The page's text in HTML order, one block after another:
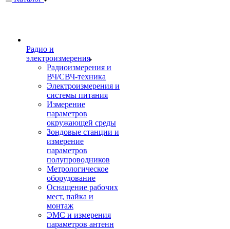
Радио и
электроизмерения
Радиоизмерения и
ВЧ/СВЧ-техника
Электроизмерения и
системы питания
Измерение
параметров
окружающей среды
Зондовые станции и
измерение
параметров
полупроводников
Метрологическое
оборудование
Оснащение рабочих
мест, пайка и
монтаж
ЭМС и измерения
параметров антенн